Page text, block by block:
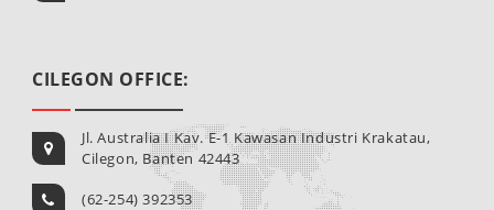
CILEGON OFFICE:
Jl. Australia I Kav. E-1 Kawasan Industri Krakatau,
Cilegon, Banten 42443
(62-254) 392353